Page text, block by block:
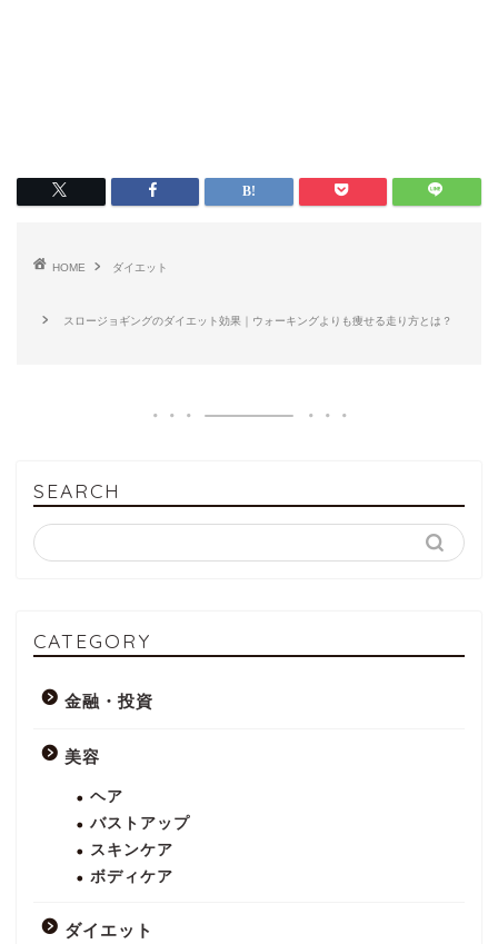
HOME ダイエット
スロージョギングのダイエット効果｜ウォーキングよりも痩せる走り方とは？
SEARCH
CATEGORY
金融・投資
美容
ヘア
バストアップ
スキンケア
ボディケア
ダイエット